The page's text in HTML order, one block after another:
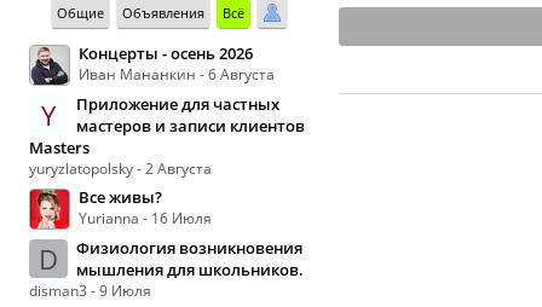
Общие Объявления Всё
Концерты - осень 2026
Иван Мананкин - 6 Августа
Y
Приложение для частных
мастеров и записи клиентов
Masters
yuryzlatopolsky - 2 Августа
Все живы?
Yurianna - 16 Июля
D
Физиология возникновения
мышления для школьников.
disman3 - 9 Июля